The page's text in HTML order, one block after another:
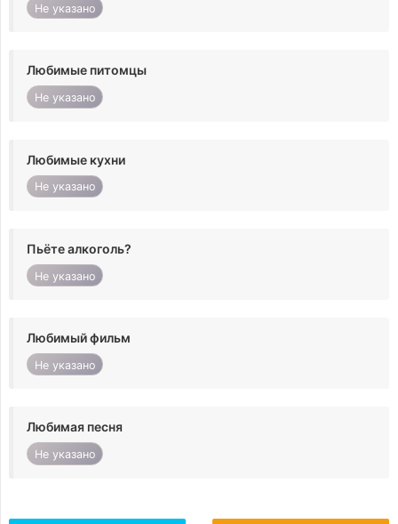
Не указано
Любимые питомцы
Не указано
Любимые кухни
Не указано
Пьёте алкоголь?
Не указано
Любимый фильм
Не указано
Любимая песня
Не указано